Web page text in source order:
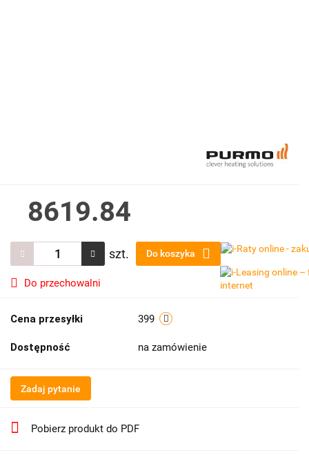
8619.84
szt. Do koszyka
Do przechowalni
Cena przesyłki 399
Dostępność na zamówienie
Zadaj pytanie
Pobierz produkt do PDF